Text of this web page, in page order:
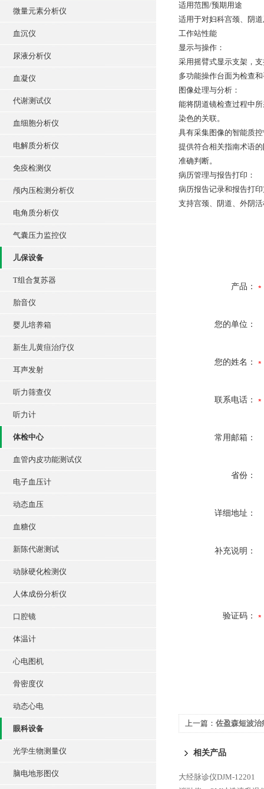
微量元素分析仪
血沉仪
尿液分析仪
血凝仪
代谢测试仪
血细胞分析仪
电解质分析仪
免疫检测仪
颅内压检测分析仪
电角质分析仪
气囊压力监控仪
儿保设备
T组合复苏器
胎音仪
婴儿培养箱
新生儿黄疸治疗仪
耳声发射
听力筛查仪
听力计
体检中心
血管内皮功能测试仪
电子血压计
动态血压
血糖仪
新陈代谢测试
动脉硬化检测仪
人体成份分析仪
口腔镜
体温计
心电图机
骨密度仪
动态心电
眼科设备
光学生物测量仪
脑电地形图仪
适用范围/预期用途
适用于对妇科宫颈、阴
工作站性能
显示与操作：
采用摇臂式显示支架，
多功能操作台面为检查
图像处理与分析：
能将阴道镜检查过程中
染色的关联。
具有采集图像的智能质
提供符合相关指南术语
准确判断。
病历管理与报告打印：
病历报告记录和报告打
支持宫颈、阴道、外阴
产品：
您的单位：
您的姓名：
联系电话：
常用邮箱：
省份：
详细地址：
补充说明：
验证码：
上一篇： 佐盈森短波治
相关产品
大经脉诊仪DJM-12201